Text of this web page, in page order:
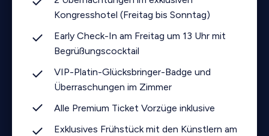
Kongresshotel (Freitag bis Sonntag)
Early Check-In am Freitag um 13 Uhr mit
Begrüßungscocktail
VIP-Platin-Glücksbringer-Badge und
Überraschungen im Zimmer
Alle Premium Ticket Vorzüge inklusive
Exklusives Frühstück mit den Künstlern am